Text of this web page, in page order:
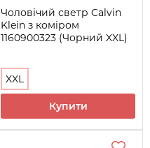
Чоловічий светр Calvin
Klein з коміром
1160900323 (Чорний XXL)
XXL
Купити